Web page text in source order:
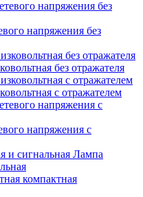
напряжения без
без отражателя
с отражателем
напряжения с
Лампа